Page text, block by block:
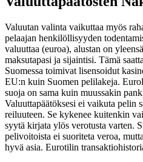
Valuutan valinta vaikuttaa myös
pelaajan henkilöllisyyden
valuuttaa (euroa), alustan on
maksutapasi ja sijaintisi. Tämä
Suomessa toimivat lisensoidut
EU:n kuin Suomen pelilakeja.
suoja on sama kuin muussakin
Valuuttapäätöksesi ei vaikuta pelin
reiluuteen. Se kykenee kuitenkin
syytä kirjata ylös verotusta varten.
pelivoitoista ei suoriteta veroa,
hyvä asia. Eurotilin